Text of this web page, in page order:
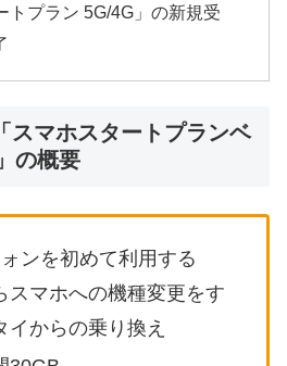
トプラン 5G/4G」の新規受
スマホスタートプランベ
の概要
ンを初めて利用する
スマホへの機種変更をす
イからの乗り換え